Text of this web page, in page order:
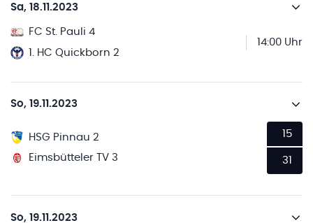
Sa, 18.11.2023
FC St. Pauli 4
1. HC Quickborn 2
14:00 Uhr
So, 19.11.2023
HSG Pinnau 2
Eimsbütteler TV 3
15
31
So, 19.11.2023